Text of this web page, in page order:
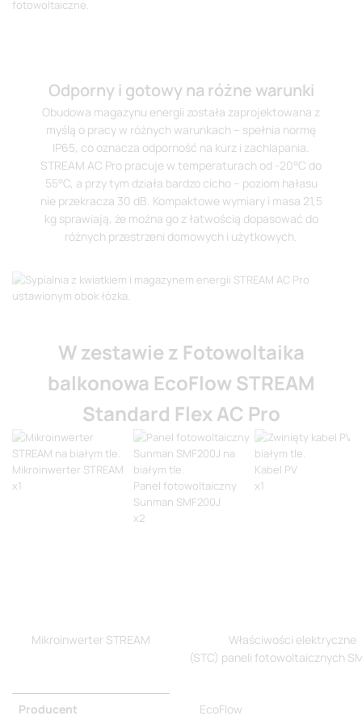
Odporny i gotowy na różne warunki
Obudowa magazynu energii została zaprojektowana z
myślą o pracy w różnych warunkach – spełnia normę
IP65, co oznacza odporność na kurz i zachlapania.
STREAM AC Pro pracuje w temperaturach od -20°C do
55°C, a przy tym działa bardzo cicho – poziom hałasu
nie przekracza 30 dB. Kompaktowe wymiary i masa 21,5
kg sprawiają, że można go z łatwością dopasować do
różnych przestrzeni domowych i użytkowych.
W zestawie z Fotowoltaika
balkonowa EcoFlow STREAM
Standard Flex AC Pro
Mikroinwerter STREAM
x1
Panel fotowoltaiczny
Sunman SMF200J
x2
Kabel PV
x1
Mikroinwerter STREAM
Właściwości elektryczne
(STC) paneli fotowoltaicznych
Producent EcoFlow
34,2 V
4,75 A
2,6 kg
Stream AC Pro
pojemności